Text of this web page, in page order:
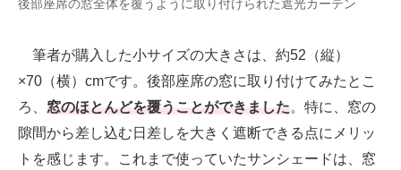
後部座席の窓全体を覆うように取り付けられた遮光カーテン
筆者が購入した小サイズの大きさは、約52（縦）
×70（横）cmです。後部座席の窓に取り付けてみたとこ
ろ、 窓のほとんどを覆うことができました。特に、窓の
隙間から差し込む日差しを大きく遮断できる点にメリッ
トを感じます。これまで使っていたサンシェードは、窓